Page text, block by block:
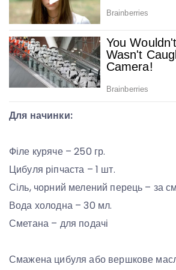
Для начинки:
Філе куряче – 250 гр.
Цибуля ріпчаста – 1 шт.
Сіль, чорний мелений перець – за
Вода холодна – 30 мл.
Сметана – для подачі
Смажена цибуля або вершкове